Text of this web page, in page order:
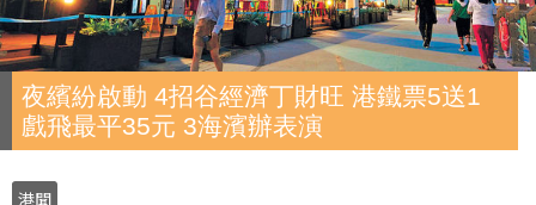
夜繽紛啟動 4招谷經濟丁財旺 港鐵票5送1
戲飛最平35元 3海濱辦表演
港聞